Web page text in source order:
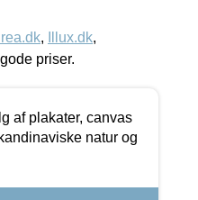
, Illux.dk,
priser.
af plakater, canvas
natur og